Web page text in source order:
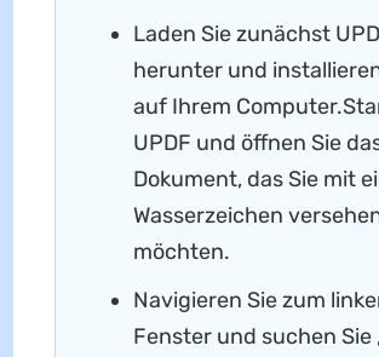
Laden Sie zunächst
herunter und
auf Ihrem
UPDF und öffnen Sie
Dokument, das Sie mit
Wasserzeichen
möchten.
Navigieren Sie zum
Fenster und suchen Sie